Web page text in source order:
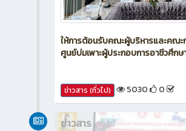
ให้การต้อนรับคณะผู้บริหารและคณะ
ศูนย์บ่มเพาะผู้ประกอบการอาชีวศึก
ข่าวสาร (ทั่วไป) 5030 0
ข่าวสาร